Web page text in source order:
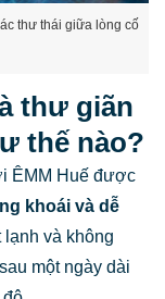
thư thái giữa lòng cố
thư giãn
thế nào?
ÊMM Huế được
khoái và dễ
và không
một ngày dài